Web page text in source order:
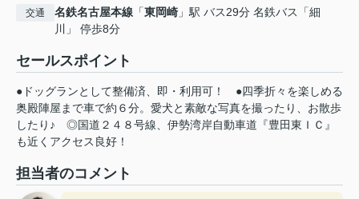
交通 名鉄名古屋本線 「東岡崎 」駅 バス29分 名鉄バス「細
川」 停歩8分
セールスポイント
●ドッグランとして整備済、即・利用可！ ●四季折々を楽しめる
奥殿陣屋まで車で約６分。愛犬と素敵な写真を撮ったり、お散歩
したり♪ ◎国道２４８号線、伊勢湾岸自動車道『豊田東ＩＣ』
も近くアクセス良好！
担当者のコメント